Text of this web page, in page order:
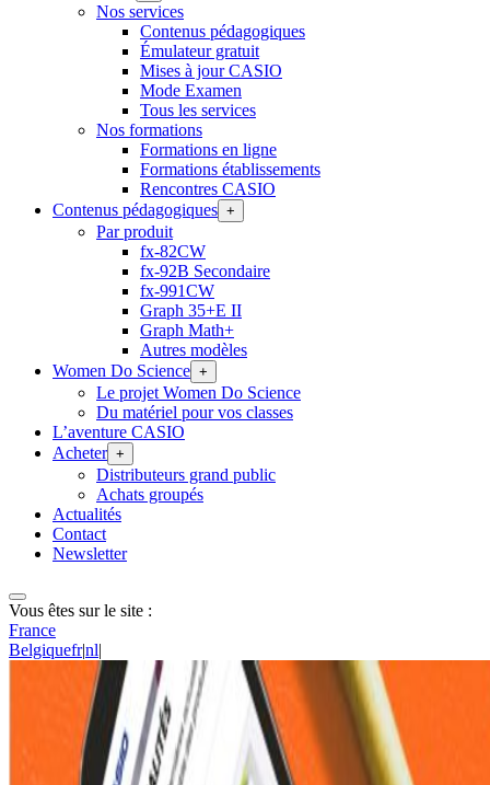
Nos services
Contenus pédagogiques
Émulateur gratuit
Mises à jour CASIO
Mode Examen
Tous les services
Nos formations
Formations en ligne
Formations établissements
Rencontres CASIO
Contenus pédagogiques +
Par produit
fx-82CW
fx-92B Secondaire
fx-991CW
Graph 35+E II
Graph Math+
Autres modèles
Women Do Science +
Le projet Women Do Science
Du matériel pour vos classes
L’aventure CASIO
Acheter +
Distributeurs grand public
Achats groupés
Actualités
Contact
Newsletter
Vous êtes sur le site :
France
Belgiquefr|nl|